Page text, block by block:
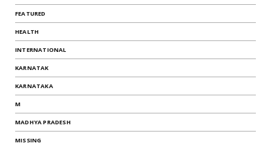
FEATURED
HEALTH
INTERNATIONAL
KARNATAK
KARNATAKA
M
MADHYA PRADESH
MISSING